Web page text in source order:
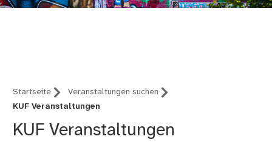
Startseite
Veranstaltungen suchen
KUF Veranstaltungen
KUF Veranstaltungen